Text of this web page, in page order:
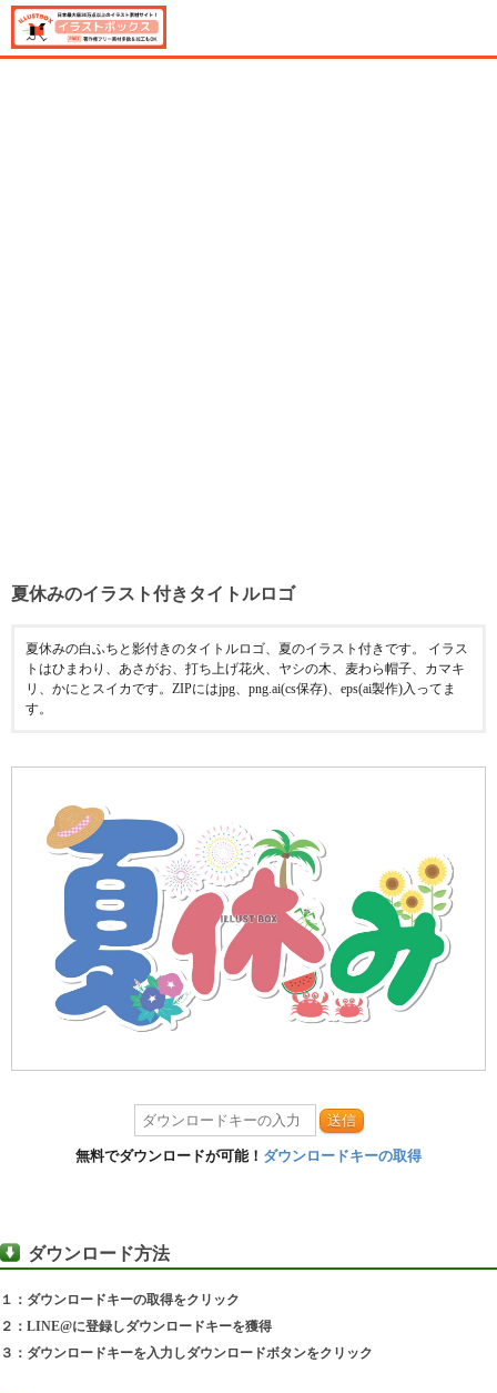
夏休みのイラスト付きタイトルロゴ
夏休みの白ふちと影付きのタイトルロゴ、夏のイラスト付きです。 イラス
トはひまわり、あさがお、打ち上げ花火、ヤシの木、麦わら帽子、カマキ
リ、かにとスイカです。ZIPにはjpg、png.ai(cs保存)、eps(ai製作)入ってま
す。
送信
無料でダウンロードが可能！ ダウンロードキーの取得
ダウンロード方法
１：ダウンロードキーの取得をクリック
２：LINE@に登録しダウンロードキーを獲得
３：ダウンロードキーを入力しダウンロードボタンをクリック